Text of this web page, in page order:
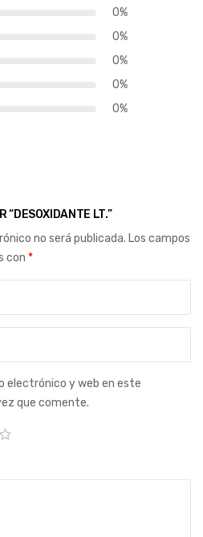
0%
0%
0%
0%
0%
“DESOXIDANTE LT.”
no será publicada. Los campos
con *
electrónico y web en este
que comente.